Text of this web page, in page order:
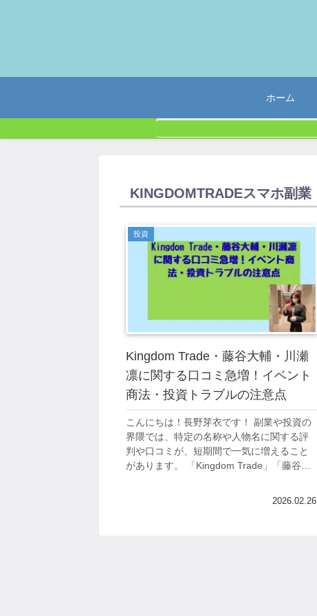
ホーム
KINGDOMTRADEスマホ副業
投資
Kingdom Trade・藤谷大輔・川瀬
凛に関する口コミ急増！イベント
商法・投資トラブルの注意点
こんにちは！長野芽衣です！ 副業や投資の
界隈では、特定の名称や人物名に関する評
判や口コミが、短期間で一気に増えること
があります。 「Kingdom Trade」「藤谷大
2026.02.26